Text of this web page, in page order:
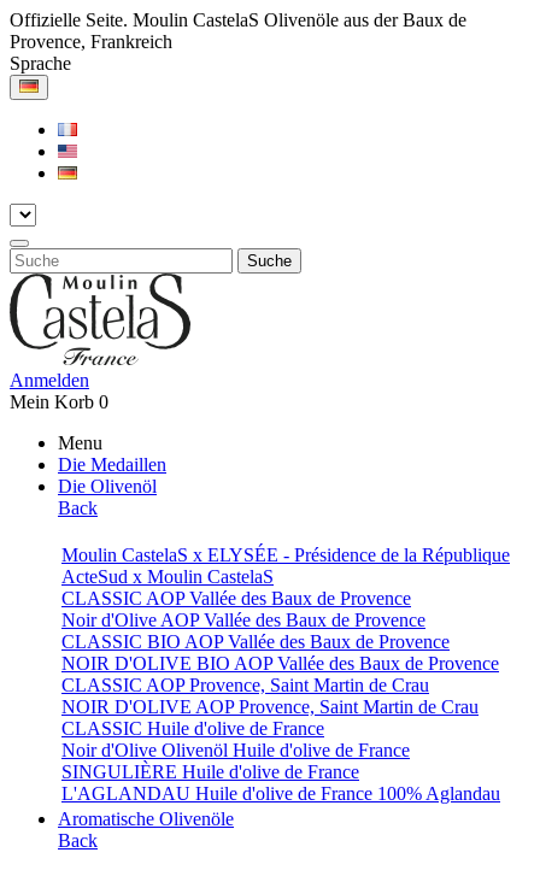
Offizielle Seite. Moulin CastelaS Olivenöle aus der Baux de
Provence, Frankreich
Sprache
Suche
Anmelden
Mein Korb 0
Menu
Die Medaillen
Die Olivenöl
Back
Moulin CastelaS x ELYSÉE - Présidence de la République
ActeSud x Moulin CastelaS
CLASSIC AOP Vallée des Baux de Provence
Noir d'Olive AOP Vallée des Baux de Provence
CLASSIC BIO AOP Vallée des Baux de Provence
NOIR D'OLIVE BIO AOP Vallée des Baux de Provence
CLASSIC AOP Provence, Saint Martin de Crau
NOIR D'OLIVE AOP Provence, Saint Martin de Crau
CLASSIC Huile d'olive de France
Noir d'Olive Olivenöl Huile d'olive de France
SINGULIÈRE Huile d'olive de France
L'AGLANDAU Huile d'olive de France 100% Aglandau
Aromatische Olivenöle
Back